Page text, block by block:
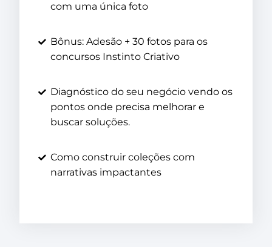
com uma única foto
Bônus: Adesão + 30 fotos para os
concursos Instinto Criativo
Diagnóstico do seu negócio vendo os
pontos onde precisa melhorar e
buscar soluções.
Como construir coleções com
narrativas impactantes